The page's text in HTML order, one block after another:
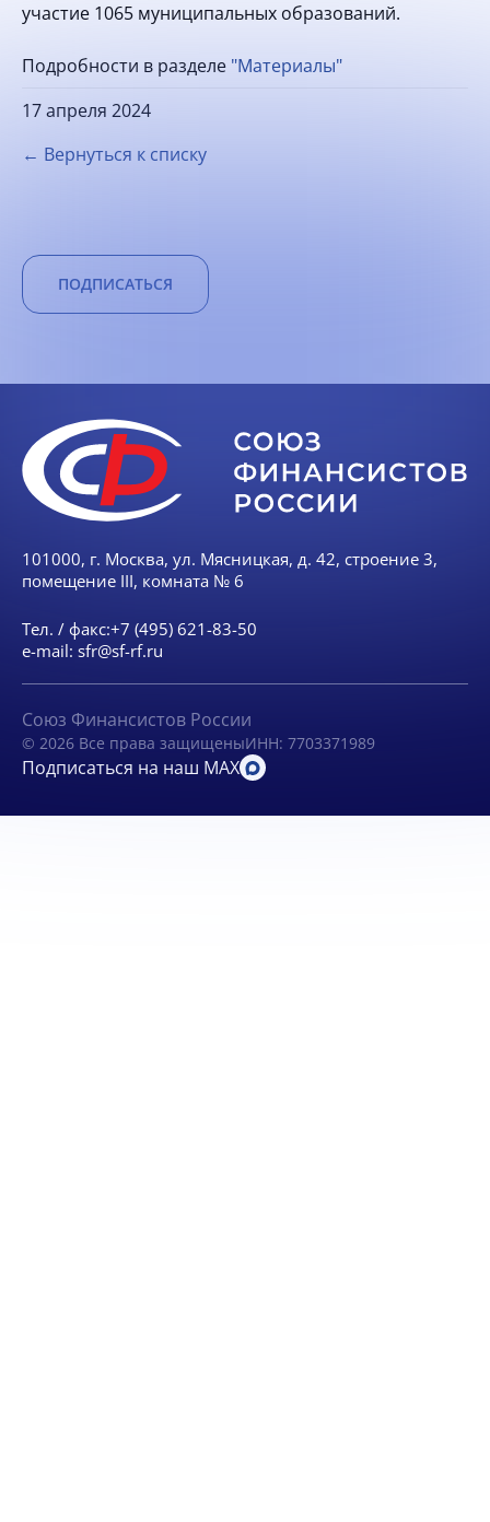
участие 1065 муниципальных образований.
Подробности в разделе "Материалы"
17 апреля 2024
← Вернуться к списку
ПОДПИСАТЬСЯ
101000, г. Москва, ул. Мясницкая, д. 42, строение 3,
помещение III, комната № 6
Тел. / факс:+7 (495) 621-83-50
e-mail: sfr@sf-rf.ru
Союз Финансистов России
© 2026 Все права защищеныИНН: 7703371989
Подписаться на наш MAX